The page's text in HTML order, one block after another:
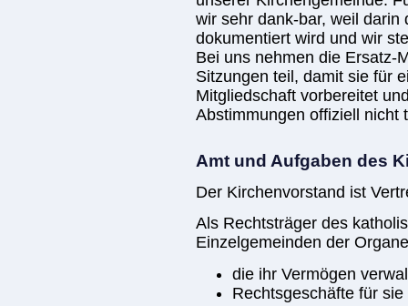
wir sehr dank-bar, weil darin
dokumentiert wird und wir
Bei uns nehmen die Ersatz-
Sitzungen teil, damit sie für
Mitgliedschaft vorbereitet
Abstimmungen offiziell nicht
Amt und Aufgaben des
Der Kirchenvorstand ist
Als Rechtsträger des
Einzelgemeinden der
die ihr Vermögen
Rechtsgeschäfte für